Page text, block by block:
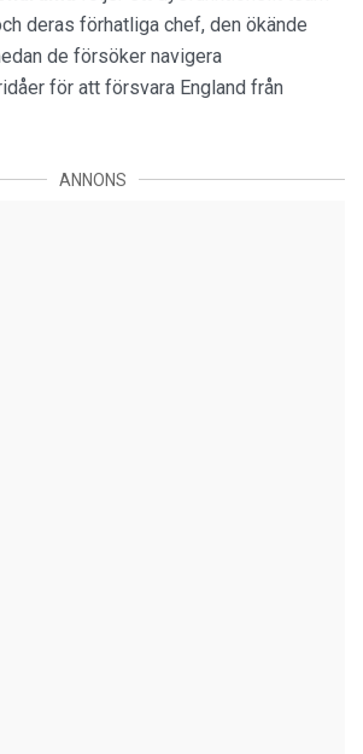
deras förhatliga chef, den ökände
de försöker navigera
för att försvara England från
ANNONS